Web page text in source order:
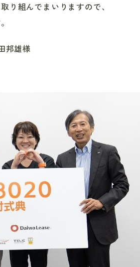
り組んでまいりますので、
邦雄様